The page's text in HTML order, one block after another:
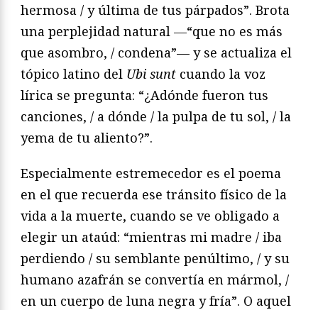
hermosa / y última de tus párpados”. Brota
una perplejidad natural —“que no es más
que asombro, / condena”— y se actualiza el
tópico latino del Ubi sunt cuando la voz
lírica se pregunta: “¿Adónde fueron tus
canciones, / a dónde / la pulpa de tu sol, / la
yema de tu aliento?”.
Especialmente estremecedor es el poema
en el que recuerda ese tránsito físico de la
vida a la muerte, cuando se ve obligado a
elegir un ataúd: “mientras mi madre / iba
perdiendo / su semblante penúltimo, / y su
humano azafrán se convertía en mármol, /
en un cuerpo de luna negra y fría”. O aquel